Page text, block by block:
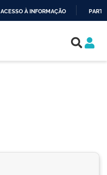
ACESSO À INFORMAÇÃO